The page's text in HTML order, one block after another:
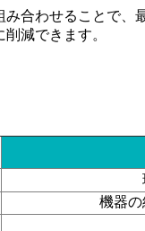
合わせることで
減できます。
機器